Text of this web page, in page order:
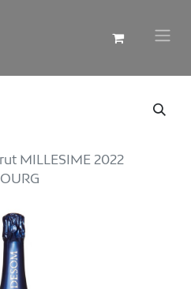
MILLESIME 2022